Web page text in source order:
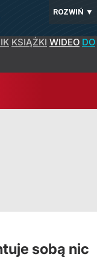
ROZWIŃ ▼
KSIĄŻKI WIDEO DO
sobą nic